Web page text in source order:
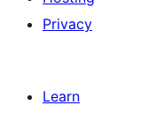
Privacy
Learn